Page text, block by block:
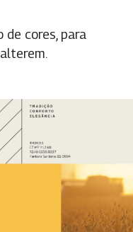
de cores, para